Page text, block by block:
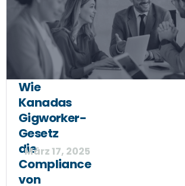
Wie
Kanadas
Gigworker-
Gesetz
die
Compliance
von
März 17, 2025